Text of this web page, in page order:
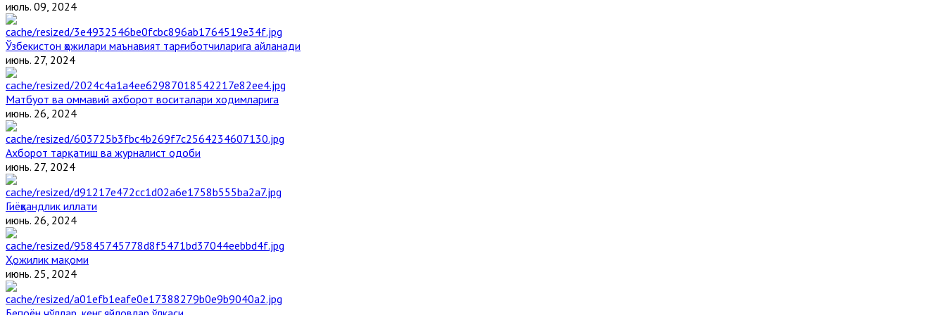
июль. 09, 2024
Ўзбекистон ҳожилари маънавият тарғиботчиларига айланади
июнь. 27, 2024
Матбуот ва оммавий ахборот воситалари ходимларига
июнь. 26, 2024
Ахборот тарқатиш ва журналист одоби
июнь. 27, 2024
Гиёҳвандлик иллати
июнь. 26, 2024
Ҳожилик мақоми
июнь. 25, 2024